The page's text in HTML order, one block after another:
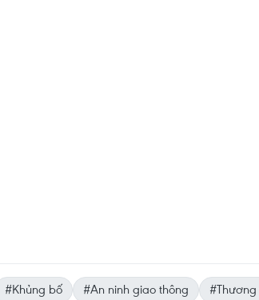
#Khủng bố #An ninh giao thông